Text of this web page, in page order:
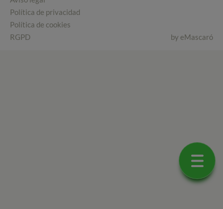
Política de privacidad
Política de cookies
RGPD
by eMascaró